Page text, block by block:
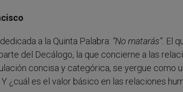
a la Quinta Palabra: “No matarás”. El
del Decálogo, la que concierne a las
concisa y categórica, se yergue como
¿cuál es el valor básico en las relaciones